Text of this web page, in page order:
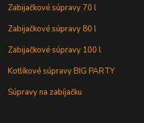
Zabijačkové súpravy 70 l
Zabijačkové súpravy 80 l
Zabijačkové súpravy 100 l
Kotlíkové súpravy BIG PARTY
Súpravy na zabíjačku